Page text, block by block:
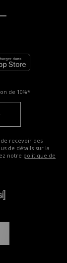
de 10%*
de recevoir des
de détails sur la
notre politique de